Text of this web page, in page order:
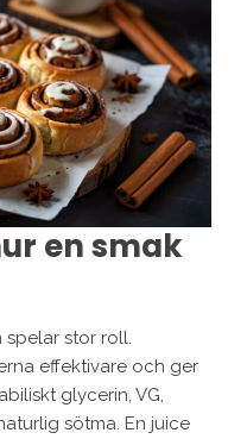
en smak
stor roll.
effektivare och ger
glycerin, VG,
sötma. En juice